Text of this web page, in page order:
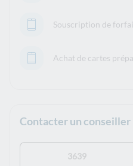
Souscription de
Achat de cartes
Contacter un conseiller
3639